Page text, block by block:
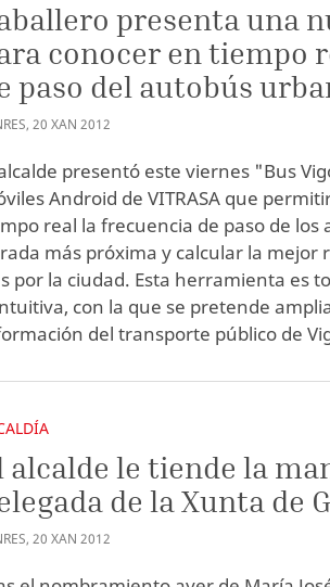
presenta una
conocer en tiempo
paso del autobús
,20 XAN 2012
presentó este viernes "Bus
Android de VITRASA que
real la frecuencia de paso de los
más próxima y calcular la mejor
por la ciudad. Esta herramienta es
con la que se pretende
del transporte público de
alcalde le tiende la
de la Xunta de
,20 XAN 2012